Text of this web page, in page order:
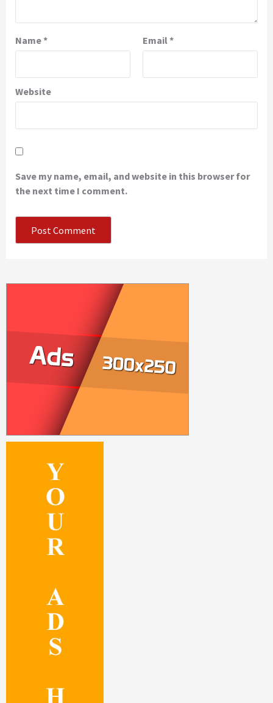
Name* Email*
Website
Save my name, email, and website in this browser for
the next time I comment.